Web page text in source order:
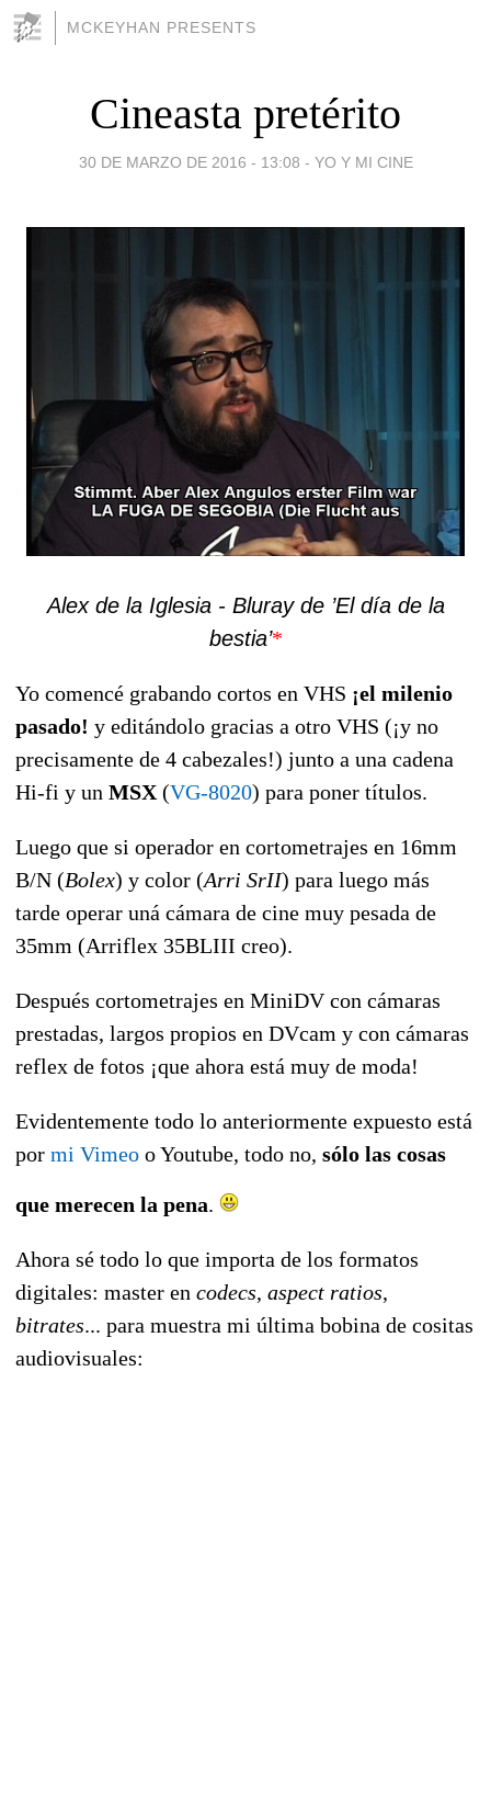
MCKEYHAN PRESENTS
Cineasta pretérito
30 DE MARZO DE 2016 - 13:08 - YO Y MI CINE
Alex de la Iglesia - Bluray de ’El día de la
bestia’*
Yo comencé grabando cortos en VHS ¡el milenio
pasado! y editándolo gracias a otro VHS (¡y no
precisamente de 4 cabezales!) junto a una cadena
Hi-fi y un MSX (VG-8020) para poner títulos.
Luego que si operador en cortometrajes en 16mm
B/N (Bolex) y color (Arri SrII) para luego más
tarde operar uná cámara de cine muy pesada de
35mm (Arriflex 35BLIII creo).
Después cortometrajes en MiniDV con cámaras
prestadas, largos propios en DVcam y con cámaras
reflex de fotos ¡que ahora está muy de moda!
Evidentemente todo lo anteriormente expuesto está
por mi Vimeo o Youtube, todo no, sólo las cosas
que merecen la pena.
Ahora sé todo lo que importa de los formatos
digitales: master en codecs, aspect ratios,
bitrates... para muestra mi última bobina de cositas
audiovisuales: